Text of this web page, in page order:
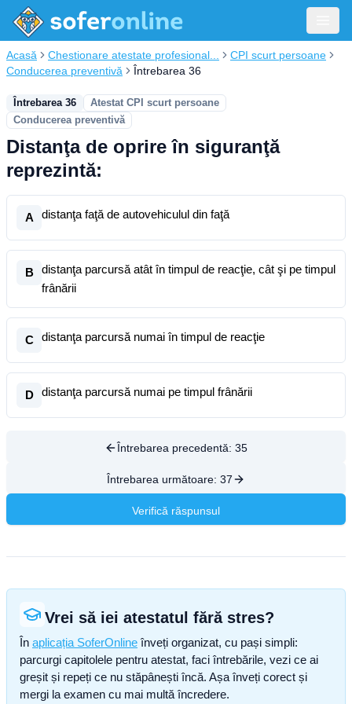
Acasă Chestionare atestate profesional...
CPI scurt persoane
Conducerea preventivă
Întrebarea 36
Întrebarea 36
Atestat CPI scurt persoane
Conducerea preventivă
Distanţa de oprire în siguranţă
reprezintă:
A distanţa faţă de autovehiculul din faţă
B
distanţa parcursă atât în timpul de reacţie, cât şi pe timpul
frânării
C distanţa parcursă numai în timpul de reacţie
D distanţa parcursă numai pe timpul frânării
Întrebarea precedentă: 35
Întrebarea următoare: 37
Verifică răspunsul
Vrei să iei atestatul fără stres?
În aplicația SoferOnline înveți organizat, cu pași simpli:
parcurgi capitolele pentru atestat, faci întrebările, vezi ce ai
greșit și repeți ce nu stăpânești încă. Așa înveți corect și
mergi la examen cu mai multă încredere.